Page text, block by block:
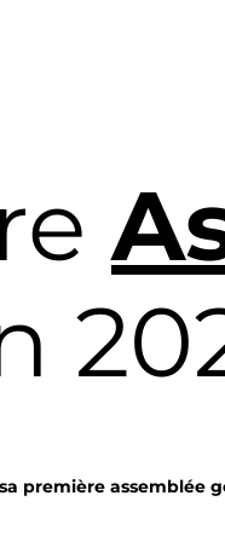
première assemblée